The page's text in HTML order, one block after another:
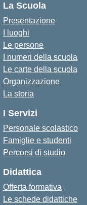
La Scuola
Presentazione
I luoghi
Le persone
I numeri della scuola
Le carte della scuola
Organizzazione
La storia
I Servizi
Personale scolastico
Famiglie e studenti
Percorsi di studio
Didattica
Offerta formativa
Le schede didattiche